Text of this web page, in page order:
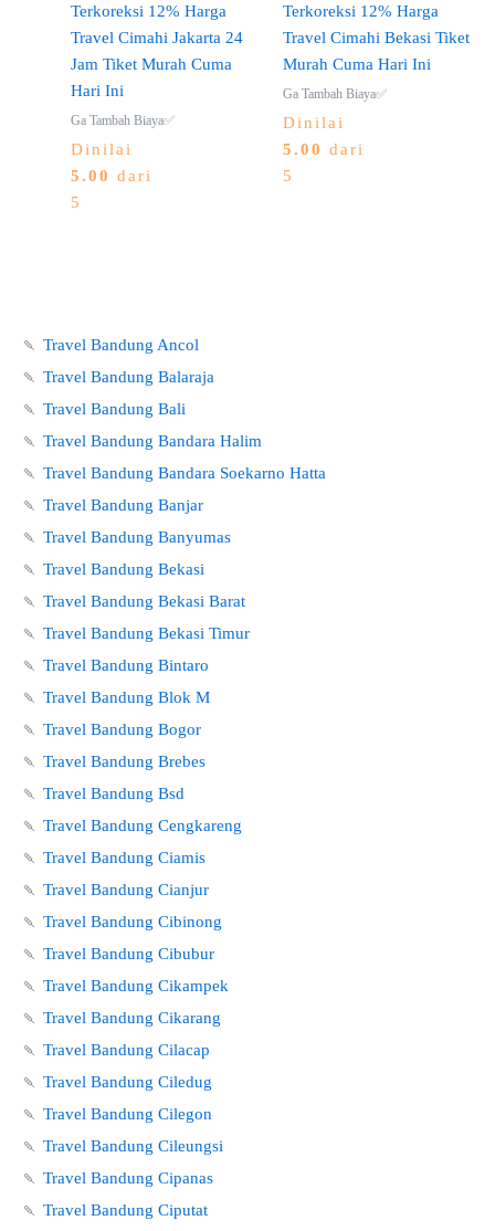
Terkoreksi 12% Harga
Travel Cimahi Jakarta 24
Jam Tiket Murah Cuma
Hari Ini
Ga Tambah Biaya✅
Dinilai
5.00 dari
5
Terkoreksi 12% Harga
Travel Cimahi Bekasi Tiket
Murah Cuma Hari Ini
Ga Tambah Biaya✅
Dinilai
5.00 dari
5
🍡 Travel Bandung Ancol
🍡 Travel Bandung Balaraja
🍡 Travel Bandung Bali
🍡 Travel Bandung Bandara Halim
🍡 Travel Bandung Bandara Soekarno Hatta
🍡 Travel Bandung Banjar
🍡 Travel Bandung Banyumas
🍡 Travel Bandung Bekasi
🍡 Travel Bandung Bekasi Barat
🍡 Travel Bandung Bekasi Timur
🍡 Travel Bandung Bintaro
🍡 Travel Bandung Blok M
🍡 Travel Bandung Bogor
🍡 Travel Bandung Brebes
🍡 Travel Bandung Bsd
🍡 Travel Bandung Cengkareng
🍡 Travel Bandung Ciamis
🍡 Travel Bandung Cianjur
🍡 Travel Bandung Cibinong
🍡 Travel Bandung Cibubur
🍡 Travel Bandung Cikampek
🍡 Travel Bandung Cikarang
🍡 Travel Bandung Cilacap
🍡 Travel Bandung Ciledug
🍡 Travel Bandung Cilegon
🍡 Travel Bandung Cileungsi
🍡 Travel Bandung Cipanas
🍡 Travel Bandung Ciputat